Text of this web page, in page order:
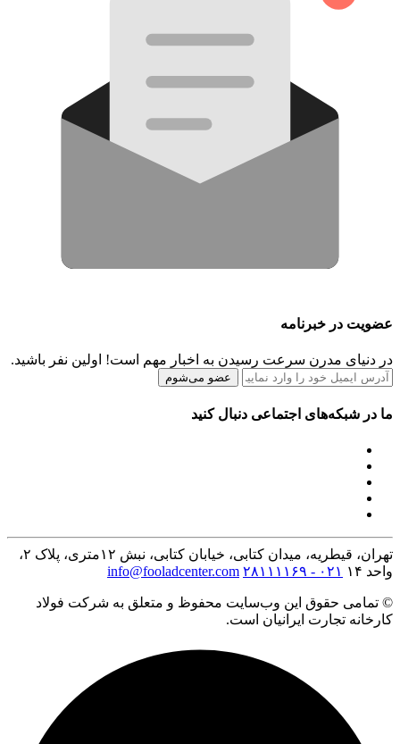
عضویت در خبرنامه
در دنیای مدرن سرعت رسیدن به اخبار مهم است! اولین نفر باشید.
عضو می‌شوم
ما در شبکه‌های اجتماعی دنبال کنید
تهران، قیطریه، میدان کتابی، خیابان کتابی، نبش ۱۲متری، پلاک ۲،
واحد ۱۴
۰۲۱ - ۲۸۱۱۱۱۶۹ info@fooladcenter.com
© تمامی حقوق این وب‌سایت محفوظ و متعلق به شرکت فولاد
کارخانه تجارت ایرانیان است.